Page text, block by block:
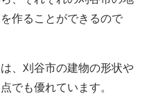
作ることができるので
、刈谷市の建物の形状や
でも優れています。